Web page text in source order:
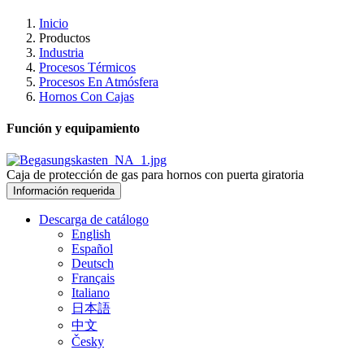
Inicio
Productos
Industria
Procesos Térmicos
Procesos En Atmósfera
Hornos Con Cajas
Función y equipamiento
Caja de protección de gas para hornos con puerta giratoria
Información requerida
Descarga de catálogo
English
Español
Deutsch
Français
Italiano
日本語
中文
Česky